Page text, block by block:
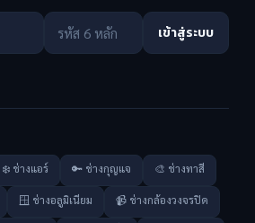
เข้าสู่ระบบ
❄️ ช่างแอร์ 🔑 ช่างกุญแจ 🎨 ช่างทาสี
🪟 ช่างอลูมิเนียม 📹 ช่างกล้องวงจรปิด